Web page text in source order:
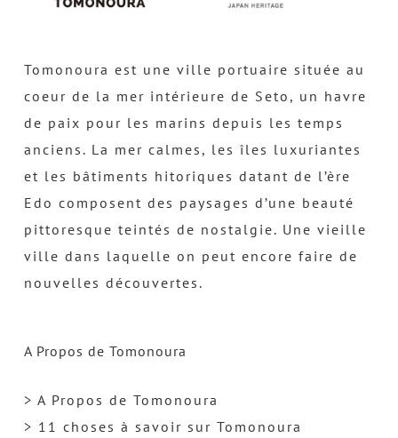
Tomonoura est une ville portuaire située au
coeur de la mer intérieure de Seto, un havre
de paix pour les marins depuis les temps
anciens. La mer calmes, les îles luxuriantes
et les bâtiments hitoriques datant de l’ère
Edo composent des paysages d’une beauté
pittoresque teintés de nostalgie. Une vieille
ville dans laquelle on peut encore faire de
nouvelles découvertes.
A Propos de Tomonoura
> A Propos de Tomonoura
> 11 choses à savoir sur Tomonoura